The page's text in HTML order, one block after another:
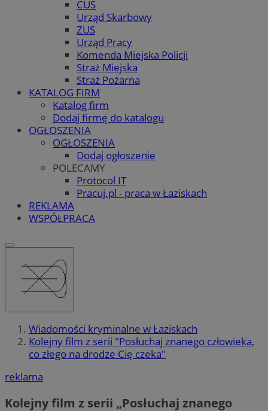
CUS
Urząd Skarbowy
ZUS
Urząd Pracy
Komenda Miejska Policji
Straż Miejska
Straż Pożarna
KATALOG FIRM
Katalog firm
Dodaj firmę do katalogu
OGŁOSZENIA
OGŁOSZENIA
Dodaj ogłoszenie
POLECAMY
Protocol IT
Pracuj.pl - praca w Łaziskach
REKLAMA
WSPÓŁPRACA
Wiadomości kryminalne w Łaziskach
Kolejny film z serii "Posłuchaj znanego człowieka,
co złego na drodze Cię czeka"
reklama
Kolejny film z serii „Posłuchaj znanego